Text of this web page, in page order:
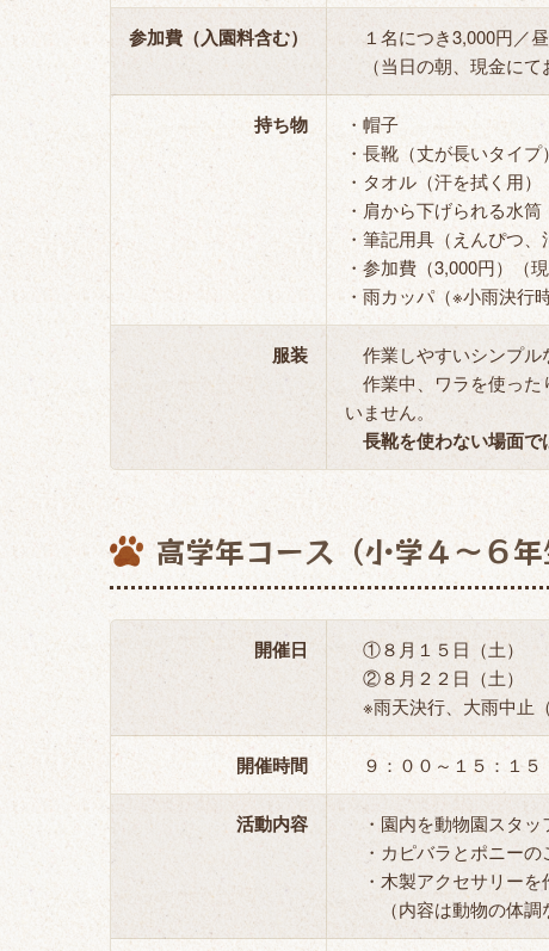
参加費（入園料含む）
１名につき3,000円／
（当日の朝、現金にて
持ち物
・帽子
・長靴（丈が長いタイプ
・タオル（汗を拭く用）
・肩から下げられる水筒
・筆記用具（えんぴつ、
・参加費（3,000円）（現
・雨カッパ（※小雨決行時
服装
作業しやすいシンプル
作業中、ワラを使った
いません。
長靴を使わない場面で
高学年コース（小学４～６年
開催日
①８月１５日（土）
②８月２２日（土）
※雨天決行、大雨中止
開催時間 ９：００～１５：１５
活動内容
・園内を動物園スタッ
・カピバラとポニーの
・木製アクセサリーを
（内容は動物の体調な